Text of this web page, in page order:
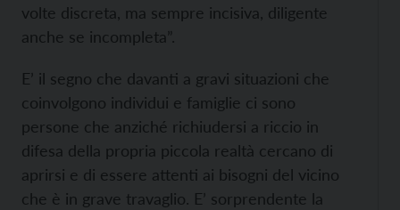
volte discreta, ma sempre incisiva, diligente
anche se incompleta”.
E’ il segno che davanti a gravi situazioni che
coinvolgono individui e famiglie ci sono
persone che anziché richiudersi a riccio in
difesa della propria piccola realtà cercano di
aprirsi e di essere attenti ai bisogni del vicino
che è in grave travaglio. E’ sorprendente la